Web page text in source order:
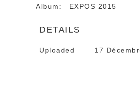
Album: EXPOS 2015
DETAILS
Uploaded 17